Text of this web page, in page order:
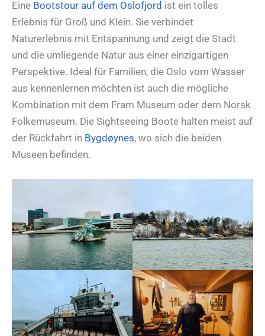
Eine Bootstour auf dem Oslofjord ist ein tolles
Erlebnis für Groß und Klein. Sie verbindet
Naturerlebnis mit Entspannung und zeigt die Stadt
und die umliegende Natur aus einer einzigartigen
Perspektive. Ideal für Familien, die Oslo vom Wasser
aus kennenlernen möchten ist auch die mögliche
Kombination mit dem Fram Museum oder dem Norsk
Folkemuseum. Die Sightseeing Boote halten meist auf
der Rückfahrt in Bygdøynes, wo sich die beiden
Museen befinden.